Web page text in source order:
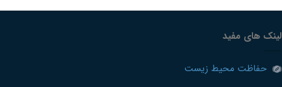
لینک های مفید
حفاظت محیط زیست